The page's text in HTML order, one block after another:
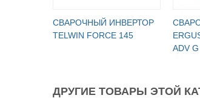
СВАРОЧНЫЙ ИНВЕРТОР
TELWIN FORCE 145
ADV
ДРУГИЕ ТОВАРЫ ЭТОЙ